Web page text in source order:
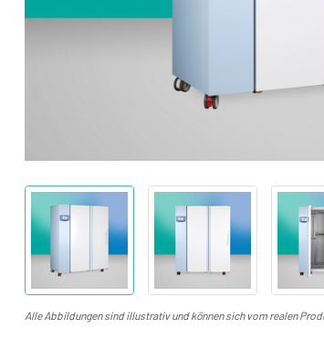
Alle Abbildungen sind illustrativ und können sich vom realen